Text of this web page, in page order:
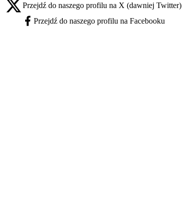
X - otwiera się w nowej karcie
Przejdź do naszego profilu na X (dawniej Twitter)
Facebook - otwiera się w nowej karcie
Przejdź do naszego profilu na Facebooku